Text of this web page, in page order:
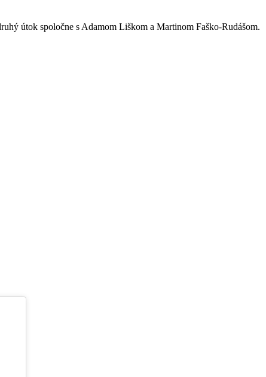
útok spoločne s Adamom Liškom a Martinom Faško-Rudášom.